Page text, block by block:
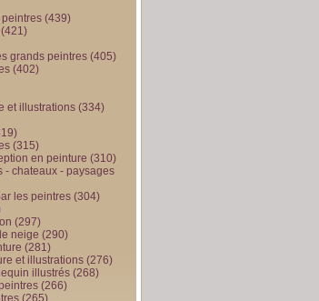
peintres (439)
(421)
grands peintres (405)
(402)
et illustrations (334)
(315)
en peinture (310)
- chateaux - paysages
les peintres (304)
(297)
neige (290)
(281)
et illustrations (276)
illustrés (268)
(266)
(265)